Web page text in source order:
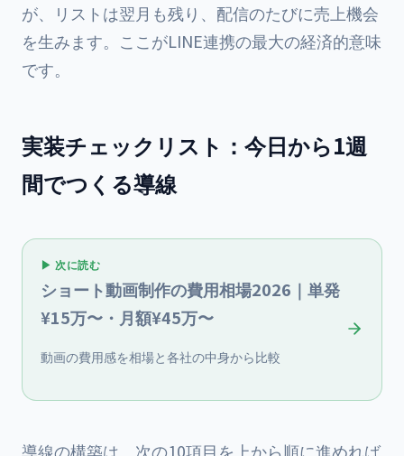
が、リストは翌月も残り、配信のたびに売上機会
を生みます。ここがLINE連携の最大の経済的意味
です。
実装チェックリスト：今日から1週
間でつくる導線
▶ 次に読む
ショート動画制作の費用相場2026｜単発
¥15万〜・月額¥45万〜
動画の費用感を相場と各社の中身から比較
導線の構築は、次の10項目を上から順に進めれば